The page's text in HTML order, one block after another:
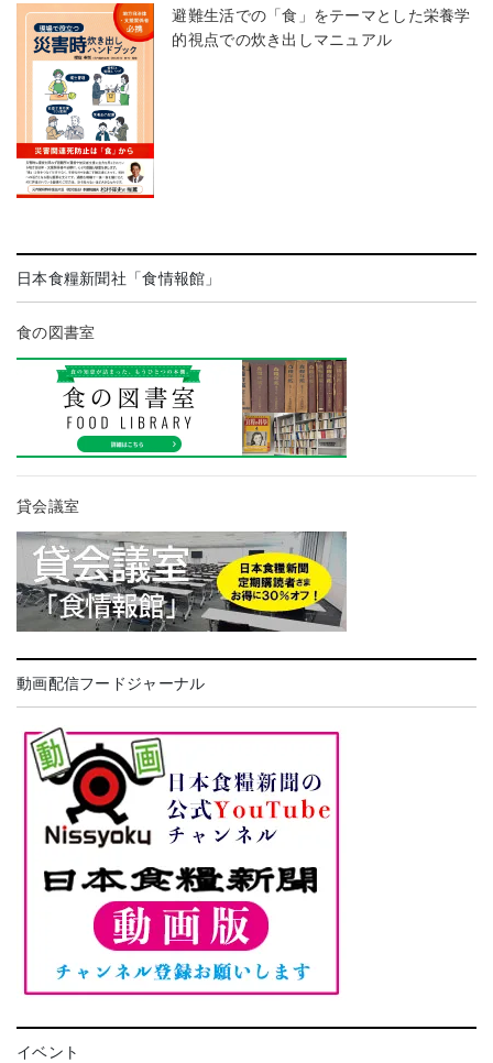
避難生活での「食」をテーマとした栄養学
的視点での炊き出しマニュアル
日本食糧新聞社「食情報館」
食の図書室
貸会議室
動画配信フードジャーナル
イベント